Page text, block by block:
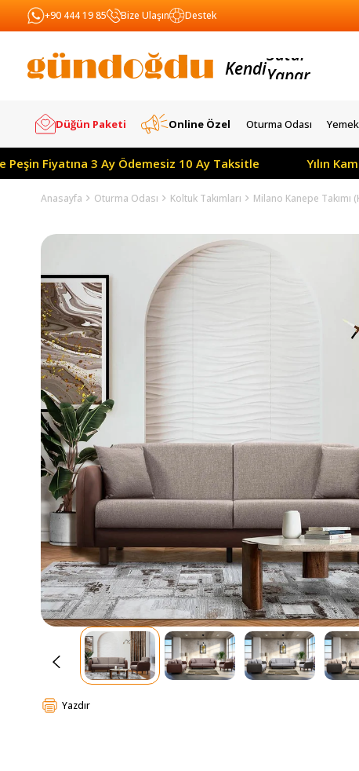
+90 444 19 85 Bize Ulaşın Destek
KendiYapar
Düğün Paketi Online Özel Oturma Odası
3 Ay Ödemesiz 10 Ay Taksitle Yılın
Anasayfa Oturma Odası Koltuk Takımları Milano Kanepe Takımı
Yazdır